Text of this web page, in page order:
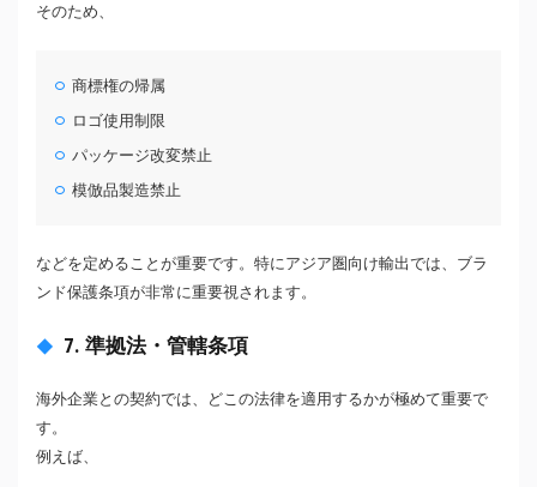
そのため、
商標権の帰属
ロゴ使用制限
パッケージ改変禁止
模倣品製造禁止
などを定めることが重要です。特にアジア圏向け輸出では、ブラ
ンド保護条項が非常に重要視されます。
7. 準拠法・管轄条項
海外企業との契約では、どこの法律を適用するかが極めて重要で
す。
例えば、